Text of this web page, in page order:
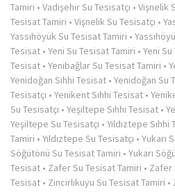
Tamiri • Vadişehir Su Tesisatçı • Vişnelik
Tesisat Tamiri • Vişnelik Su Tesisatçı •
Yassıhöyük Su Tesisat Tamiri •
Tesisat • Yeni Su Tesisat Tamiri • Yeni Su
Tesisat • Yenibağlar Su Tesisat Tamiri •
Yenidoğan Sıhhi Tesisat • Yenidoğan Su
Tesisatçı • Yenikent Sıhhi Tesisat •
Su Tesisatçı • Yeşiltepe Sıhhi Tesisat •
Yeşiltepe Su Tesisatçı • Yıldıztepe Sıhhi
Tamiri • Yıldıztepe Su Tesisatçı • Yukarı
Söğütönü Su Tesisat Tamiri • Yukarı
Tesisat • Zafer Su Tesisat Tamiri • Zafer
Tesisat • Zincirlikuyu Su Tesisat Tamiri •